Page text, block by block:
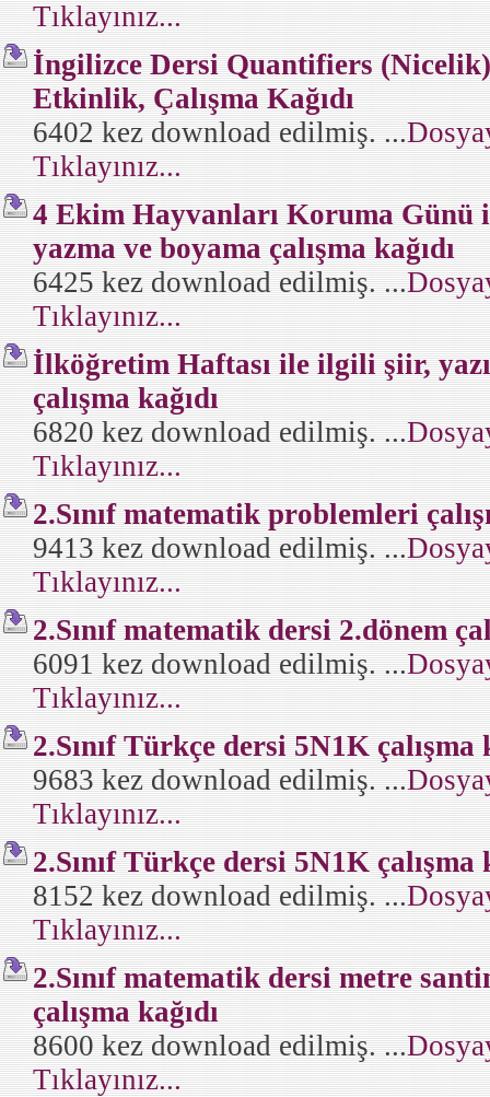
Tıklayınız...
İngilizce Dersi Quantifiers
Etkinlik, Çalışma Kağıdı
6402 kez download edilmiş. ...
Tıklayınız...
4 Ekim Hayvanları Koruma Günü
yazma ve boyama çalışma kağıdı
6425 kez download edilmiş. ...
Tıklayınız...
İlköğretim Haftası ile ilgili şiir,
çalışma kağıdı
6820 kez download edilmiş. ...
Tıklayınız...
2.Sınıf matematik problemleri
9413 kez download edilmiş. ...
Tıklayınız...
2.Sınıf matematik dersi 2.dönem
6091 kez download edilmiş. ...
Tıklayınız...
2.Sınıf Türkçe dersi 5N1K çalışma
9683 kez download edilmiş. ...
Tıklayınız...
2.Sınıf Türkçe dersi 5N1K çalışma
8152 kez download edilmiş. ...
Tıklayınız...
2.Sınıf matematik dersi metre
çalışma kağıdı
8600 kez download edilmiş. ...
Tıklayınız...